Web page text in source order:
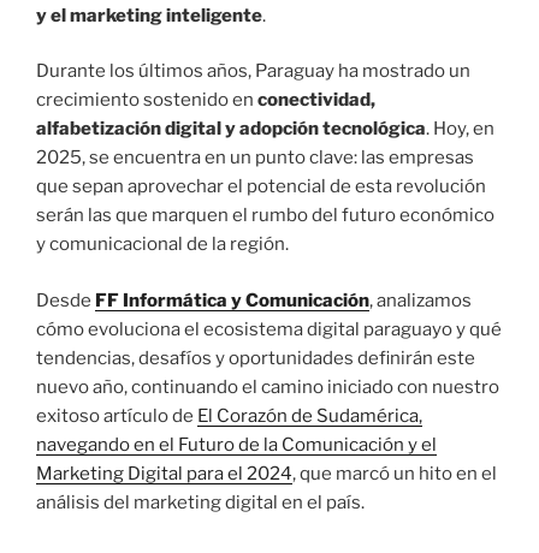
y el marketing inteligente.
Durante los últimos años, Paraguay ha mostrado un
crecimiento sostenido en conectividad,
alfabetización digital y adopción tecnológica. Hoy, en
2025, se encuentra en un punto clave: las empresas
que sepan aprovechar el potencial de esta revolución
serán las que marquen el rumbo del futuro económico
y comunicacional de la región.
Desde FF Informática y Comunicación, analizamos
cómo evoluciona el ecosistema digital paraguayo y qué
tendencias, desafíos y oportunidades definirán este
nuevo año, continuando el camino iniciado con nuestro
exitoso artículo de El Corazón de Sudamérica,
navegando en el Futuro de la Comunicación y el
Marketing Digital para el 2024, que marcó un hito en el
análisis del marketing digital en el país.